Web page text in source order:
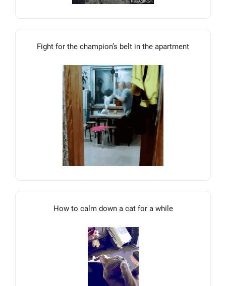
Fight for the champion’s belt in the apartment
How to calm down a cat for a while